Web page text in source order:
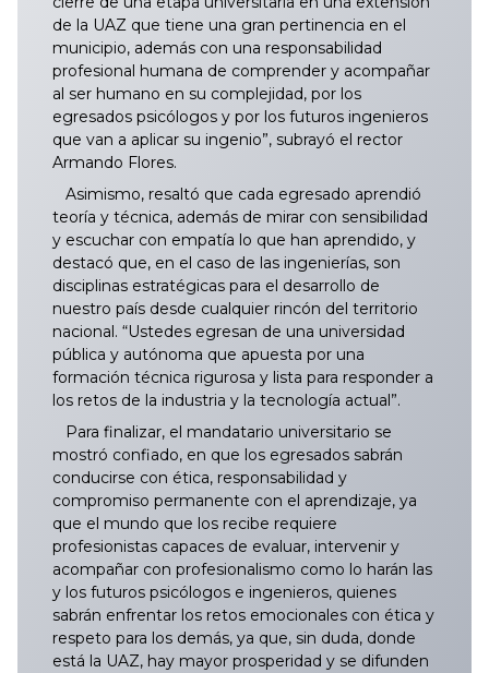
de la UAZ que tiene una gran pertinencia en el
municipio, además con una responsabilidad
profesional humana de comprender y acompañar
al ser humano en su complejidad, por los
egresados psicólogos y por los futuros ingenieros
que van a aplicar su ingenio”, subrayó el rector
Armando Flores.
Asimismo, resaltó que cada egresado aprendió
teoría y técnica, además de mirar con sensibilidad
y escuchar con empatía lo que han aprendido, y
destacó que, en el caso de las ingenierías, son
disciplinas estratégicas para el desarrollo de
nuestro país desde cualquier rincón del territorio
nacional. “Ustedes egresan de una universidad
pública y autónoma que apuesta por una
formación técnica rigurosa y lista para responder a
los retos de la industria y la tecnología actual”.
Para finalizar, el mandatario universitario se
mostró confiado, en que los egresados sabrán
conducirse con ética, responsabilidad y
compromiso permanente con el aprendizaje, ya
que el mundo que los recibe requiere
profesionistas capaces de evaluar, intervenir y
acompañar con profesionalismo como lo harán las
y los futuros psicólogos e ingenieros, quienes
sabrán enfrentar los retos emocionales con ética y
respeto para los demás, ya que, sin duda, donde
está la UAZ, hay mayor prosperidad y se difunden